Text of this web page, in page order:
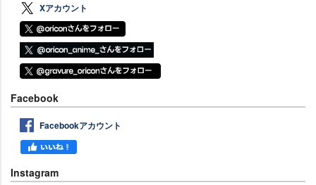
Xアカウント
Facebook
Facebookアカウント
Instagram